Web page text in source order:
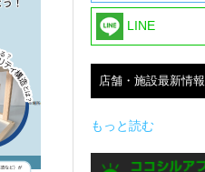
LINE
店舗・施設最新情報
もっと読む